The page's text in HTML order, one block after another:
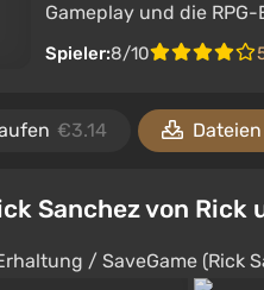
Gameplay und die
Spieler:8/10
€3.14 Dateien
Sanchez von Rick